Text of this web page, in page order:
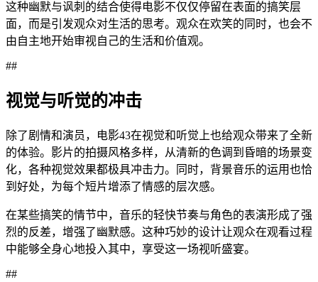
这种幽默与讽刺的结合使得电影不仅仅停留在表面的搞笑层
面，而是引发观众对生活的思考。观众在欢笑的同时，也会不
由自主地开始审视自己的生活和价值观。
##
视觉与听觉的冲击
除了剧情和演员，电影43在视觉和听觉上也给观众带来了全新
的体验。影片的拍摄风格多样，从清新的色调到昏暗的场景变
化，各种视觉效果都极具冲击力。同时，背景音乐的运用也恰
到好处，为每个短片增添了情感的层次感。
在某些搞笑的情节中，音乐的轻快节奏与角色的表演形成了强
烈的反差，增强了幽默感。这种巧妙的设计让观众在观看过程
中能够全身心地投入其中，享受这一场视听盛宴。
##